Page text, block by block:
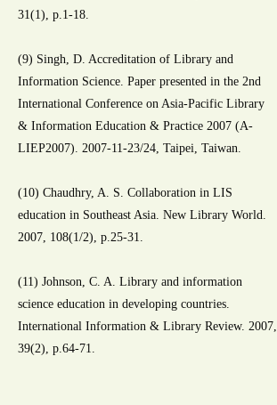
31(1), p.1-18.
(9) Singh, D. Accreditation of Library and
Information Science. Paper presented in the 2nd
International Conference on Asia-Pacific Library
& Information Education & Practice 2007 (A-
LIEP2007). 2007-11-23/24, Taipei, Taiwan.
(10) Chaudhry, A. S. Collaboration in LIS
education in Southeast Asia. New Library World.
2007, 108(1/2), p.25-31.
(11) Johnson, C. A. Library and information
science education in developing countries.
International Information & Library Review. 2007,
39(2), p.64-71.